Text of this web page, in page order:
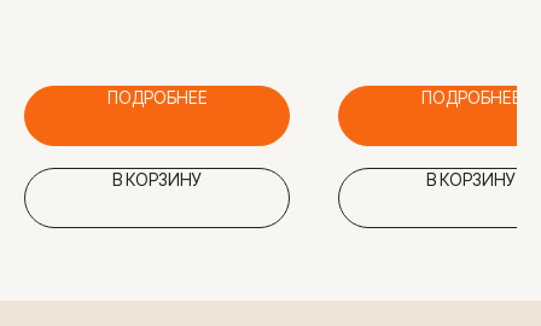
ПОДРОБНЕЕ
В КОРЗИНУ
ПОДРОБНЕЕ
В КОРЗИНУ